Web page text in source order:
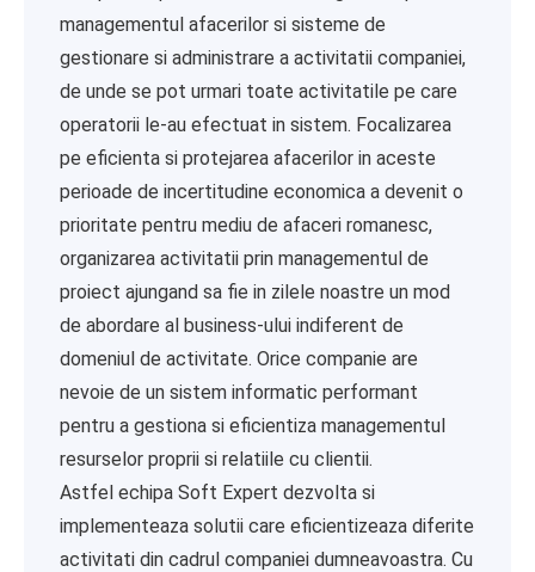
managementul afacerilor si sisteme de
gestionare si administrare a activitatii companiei,
de unde se pot urmari toate activitatile pe care
operatorii le-au efectuat in sistem. Focalizarea
pe eficienta si protejarea afacerilor in aceste
perioade de incertitudine economica a devenit o
prioritate pentru mediu de afaceri romanesc,
organizarea activitatii prin managementul de
proiect ajungand sa fie in zilele noastre un mod
de abordare al business-ului indiferent de
domeniul de activitate. Orice companie are
nevoie de un sistem informatic performant
pentru a gestiona si eficientiza managementul
resurselor proprii si relatiile cu clientii.
Astfel echipa Soft Expert dezvolta si
implementeaza solutii care eficientizeaza diferite
activitati din cadrul companiei dumneavoastra. Cu